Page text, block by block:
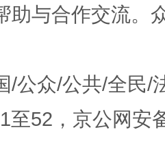
助与合作交流。
/公众/公共/全民/
至52，京公网安